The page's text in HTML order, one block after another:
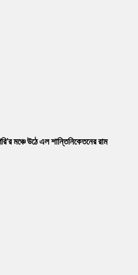
মঞ্চে উঠে এল শান্তিনিকেতনের রাম